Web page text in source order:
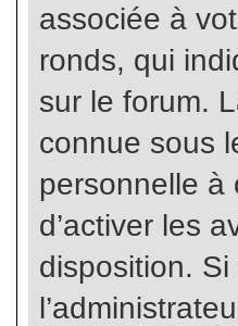
associée à
ronds, qui
sur le forum.
connue sous
personnelle à
d’activer les
disposition.